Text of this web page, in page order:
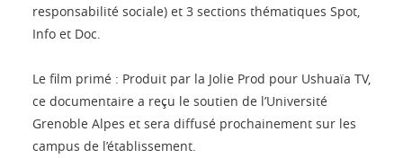
responsabilité sociale) et 3 sections thématiques Spot,
Info et Doc.
Le film primé : Produit par la Jolie Prod pour Ushuaïa TV,
ce documentaire a reçu le soutien de l’Université
Grenoble Alpes et sera diffusé prochainement sur les
campus de l’établissement.